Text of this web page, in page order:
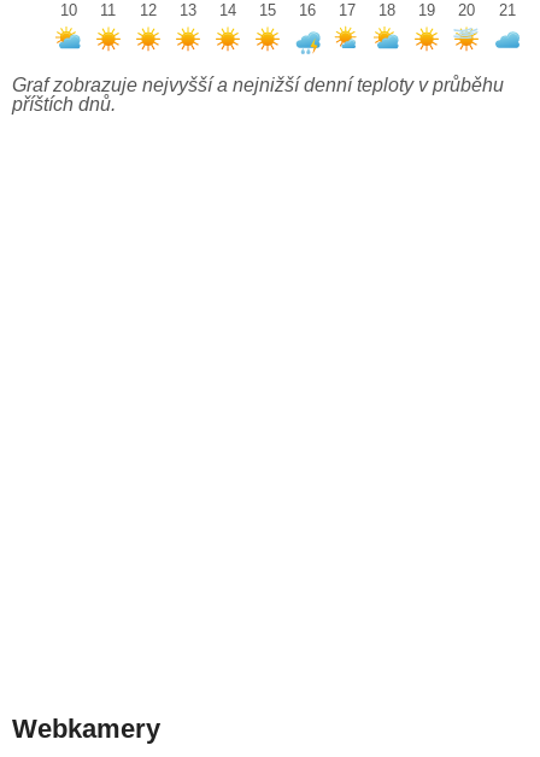
10
11
12
13
14
15
16
17
18
19
20
21
Graf zobrazuje nejvyšší a nejnižší denní teploty v průběhu
příštích dnů.
Webkamery